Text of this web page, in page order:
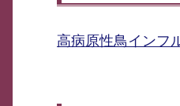
高病原性鳥インフ